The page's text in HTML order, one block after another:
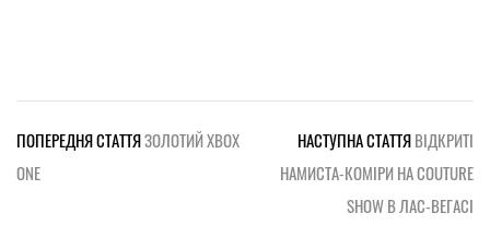
ПОПЕРЕДНЯ СТАТТЯЗОЛОТИЙ XBOX
ONE
НАСТУПНА СТАТТЯВІДКРИТІ
НАМИСТА-КОМІРИ НА COUTURE
SHOW В ЛАС-ВЕГАСІ